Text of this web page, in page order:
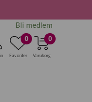
0
Varukorg
0
Favoriter
Bli medlem